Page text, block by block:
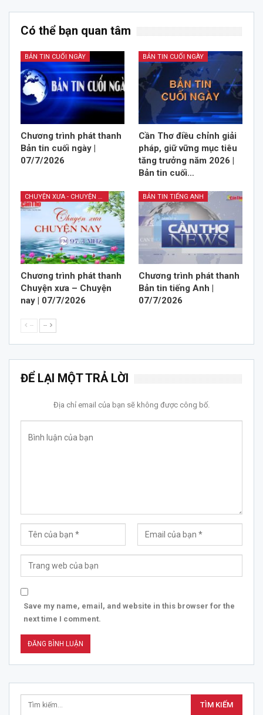
Có thể bạn quan tâm
BẢN TIN CUỐI NGÀY
Chương trình phát thanh
Bản tin cuối ngày |
07/7/2026
BẢN TIN CUỐI NGÀY
Cần Thơ điều chỉnh giải
pháp, giữ vững mục tiêu
tăng trưởng năm 2026 |
Bản tin cuối…
CHUYỆN XƯA - CHUYỆN NAY
Chương trình phát thanh
Chuyện xưa – Chuyện
nay | 07/7/2026
BẢN TIN TIẾNG ANH
Chương trình phát thanh
Bản tin tiếng Anh |
07/7/2026
-- --
ĐỂ LẠI MỘT TRẢ LỜI
Địa chỉ email của bạn sẽ không được công bố.
Save my name, email, and website in this browser for the
next time I comment.